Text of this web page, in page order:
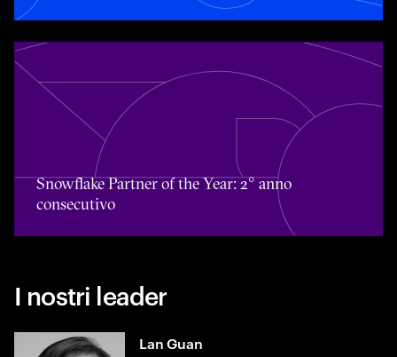
Snowflake Partner of the Year: 2° anno consecutivo
Snowflake Partner of the Year: 2° anno
consecutivo
I nostri leader
Lan Guan